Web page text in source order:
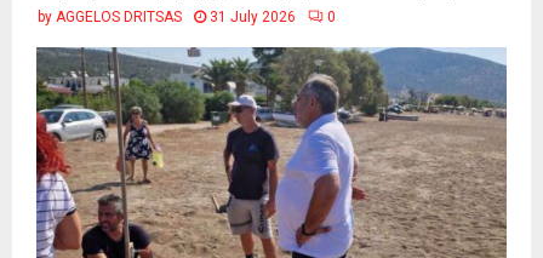
by AGGELOS DRITSAS 31 July 2026 0